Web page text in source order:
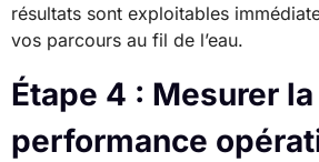
résultats sont exploitables
vos parcours au fil de l’eau.
Étape 4 : Mesurer la
performance